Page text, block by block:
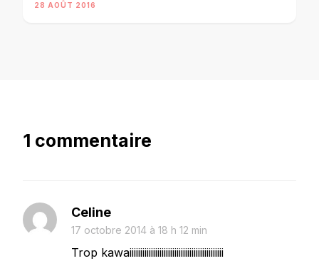
28 AOÛT 2016
1 commentaire
Celine
17 octobre 2014 à 18 h 12 min
Trop kawaiiiiiiiiiiiiiiiiiiiiiiiiiiiiiiiiiiiiiiiiiiii